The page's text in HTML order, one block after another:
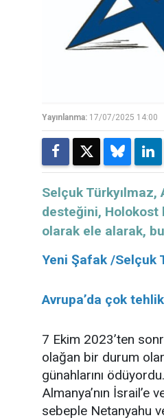
Yayınlanma: 17/07/2025 14:00
Selçuk Türkyılmaz,
desteğini, Holokost
olarak ele alarak,
Yeni Şafak /Selçuk
Avrupa’da çok
7 Ekim 2023’ten
olağan bir durum
günahlarını
Almanya’nın İsrail’e
sebeple Netanyahu